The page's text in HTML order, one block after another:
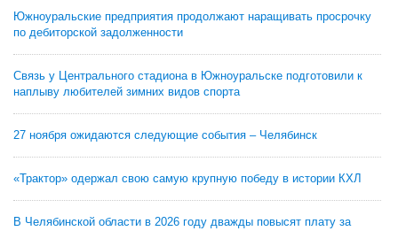
Южноуральские предприятия продолжают наращивать просрочку
по дебиторской задолженности
Связь у Центрального стадиона в Южноуральске подготовили к
наплыву любителей зимних видов спорта
27 ноября ожидаются следующие события – Челябинск
«Трактор» одержал свою самую крупную победу в истории КХЛ
В Челябинской области в 2026 году дважды повысят плату за